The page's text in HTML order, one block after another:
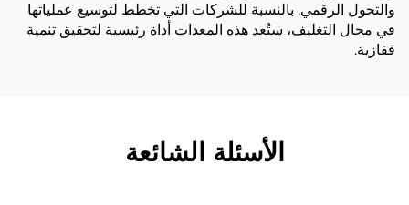
والتحول الرقمي. بالنسبة للشركات التي تخطط لتوسيع عملياتها
في مجال التغليف، ستُعد هذه المعدات أداة رئيسية لتحقيق تنمية
قفازية.
الأسئلة الشائعة